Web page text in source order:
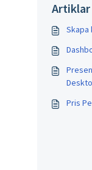
Artiklar
Skapa
Pris